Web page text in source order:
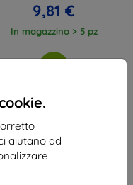
aiutano ad
9,81 €
In magazzino > 5 pz